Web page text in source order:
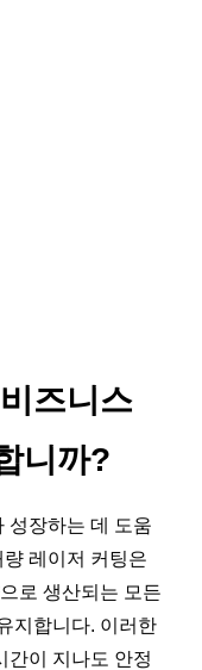
즈니스
니까?
성장하는 데 도움
레이저 커팅은
로 생산되는 모든
지합니다. 이러한
간이 지나도 안정